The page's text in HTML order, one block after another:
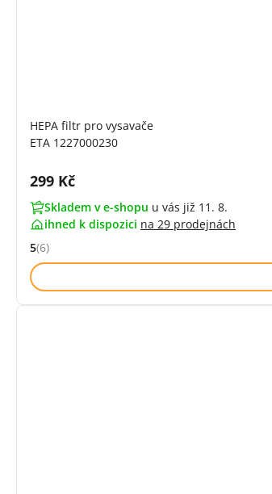
HEPA filtr pro vysavače
ETA 1227000230
Cena s DPH:
299 Kč
Skladem v e-shopu u vás již 11. 8.
ihned k dispozici na 29 prodejnách
Hodnocení: 5 z 5 (6 recenzí)
5(6)